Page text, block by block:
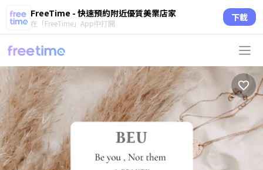
FreeTime - 快速預約附近優質美業店家
在「FreeTime」App中打開 下載